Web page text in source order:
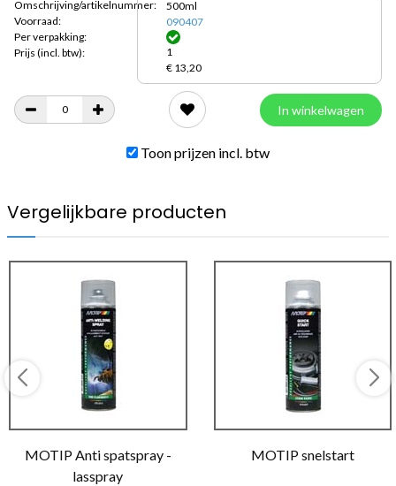
Omschrijving/artikelnummer:
Voorraad:
Per verpakking:
Prijs (incl. btw):
500ml
090407
1
€ 13,20
In winkelwagen
Toon prijzen incl. btw
Vergelijkbare producten
MOTIP Anti spatspray -
lasspray
MOTIP snelstart